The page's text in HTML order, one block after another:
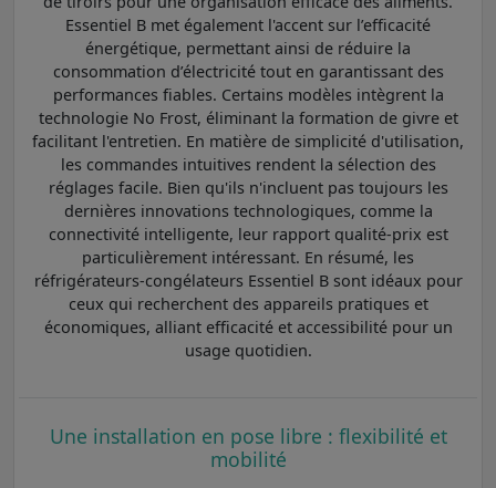
Essentiel B met également l'accent sur l’efficacité
énergétique, permettant ainsi de réduire la
consommation d’électricité tout en garantissant des
performances fiables. Certains modèles intègrent la
technologie No Frost, éliminant la formation de givre et
facilitant l'entretien. En matière de simplicité d'utilisation,
les commandes intuitives rendent la sélection des
réglages facile. Bien qu'ils n'incluent pas toujours les
dernières innovations technologiques, comme la
connectivité intelligente, leur rapport qualité-prix est
particulièrement intéressant. En résumé, les
réfrigérateurs-congélateurs Essentiel B sont idéaux pour
ceux qui recherchent des appareils pratiques et
économiques, alliant efficacité et accessibilité pour un
usage quotidien.
Une installation en pose libre : flexibilité et
mobilité